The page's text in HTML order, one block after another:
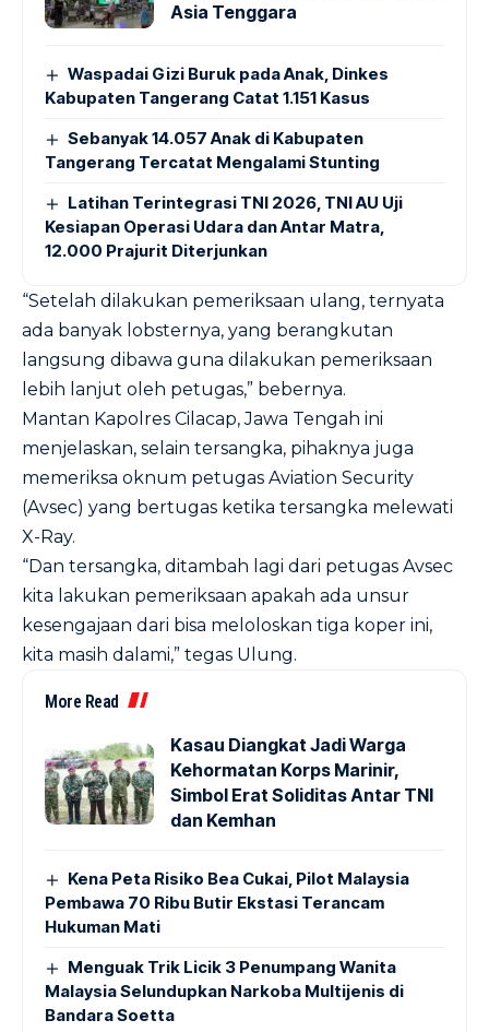
Asia Tenggara
Waspadai Gizi Buruk pada Anak, Dinkes
Kabupaten Tangerang Catat 1.151 Kasus
Sebanyak 14.057 Anak di Kabupaten
Tangerang Tercatat Mengalami Stunting
Latihan Terintegrasi TNI 2026, TNI AU Uji
Kesiapan Operasi Udara dan Antar Matra,
12.000 Prajurit Diterjunkan
“Setelah dilakukan pemeriksaan ulang, ternyata
ada banyak lobsternya, yang berangkutan
langsung dibawa guna dilakukan pemeriksaan
lebih lanjut oleh petugas,” bebernya.
Mantan Kapolres Cilacap, Jawa Tengah ini
menjelaskan, selain tersangka, pihaknya juga
memeriksa oknum petugas Aviation Security
(Avsec) yang bertugas ketika tersangka melewati
X-Ray.
“Dan tersangka, ditambah lagi dari petugas Avsec
kita lakukan pemeriksaan apakah ada unsur
kesengajaan dari bisa meloloskan tiga koper ini,
kita masih dalami,” tegas Ulung.
More Read
Kasau Diangkat Jadi Warga
Kehormatan Korps Marinir,
Simbol Erat Soliditas Antar TNI
dan Kemhan
Kena Peta Risiko Bea Cukai, Pilot Malaysia
Pembawa 70 Ribu Butir Ekstasi Terancam
Hukuman Mati
Menguak Trik Licik 3 Penumpang Wanita
Malaysia Selundupkan Narkoba Multijenis di
Bandara Soetta